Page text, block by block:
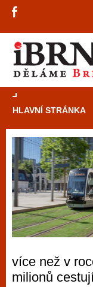
HLAVNÍ STRÁNKA
více než v
milionů
Mimo jiné je
vyzkoušet